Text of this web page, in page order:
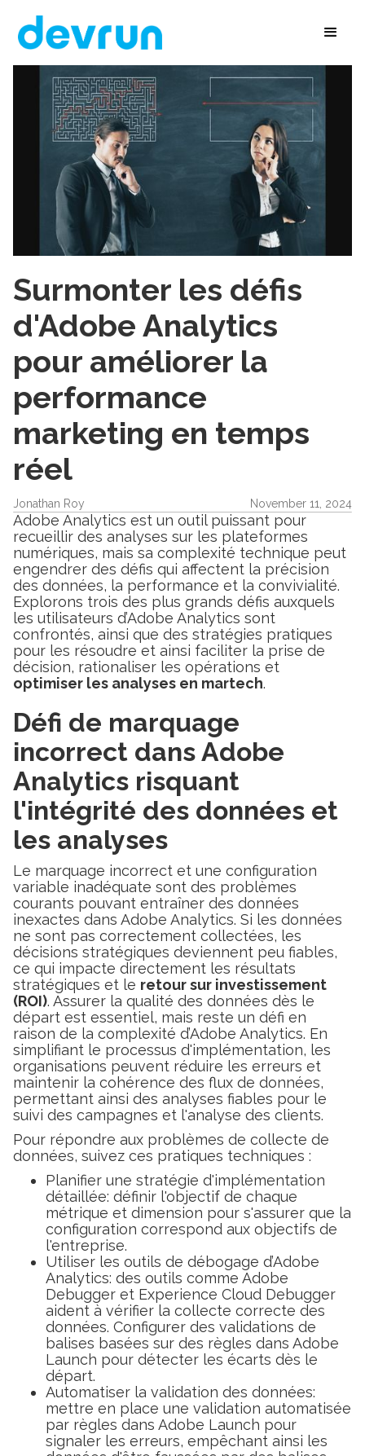
Surmonter les défis
d'Adobe Analytics
pour améliorer la
performance
marketing en temps
réel
Jonathan Roy November 11, 2024
Adobe Analytics est un outil puissant pour
recueillir des analyses sur les plateformes
numériques, mais sa complexité technique peut
engendrer des défis qui affectent la précision
des données, la performance et la convivialité.
Explorons trois des plus grands défis auxquels
les utilisateurs d’Adobe Analytics sont
confrontés, ainsi que des stratégies pratiques
pour les résoudre et ainsi faciliter la prise de
décision, rationaliser les opérations et
optimiser les analyses en martech.
Défi de marquage
incorrect dans Adobe
Analytics risquant
l'intégrité des données et
les analyses
Le marquage incorrect et une configuration
variable inadéquate sont des problèmes
courants pouvant entraîner des données
inexactes dans Adobe Analytics. Si les données
ne sont pas correctement collectées, les
décisions stratégiques deviennent peu fiables,
ce qui impacte directement les résultats
stratégiques et le retour sur investissement
(ROI). Assurer la qualité des données dès le
départ est essentiel, mais reste un défi en
raison de la complexité d’Adobe Analytics. En
simplifiant le processus d'implémentation, les
organisations peuvent réduire les erreurs et
maintenir la cohérence des flux de données,
permettant ainsi des analyses fiables pour le
suivi des campagnes et l'analyse des clients.
Pour répondre aux problèmes de collecte de
données, suivez ces pratiques techniques :
Planifier une stratégie d'implémentation
détaillée: définir l'objectif de chaque
métrique et dimension pour s'assurer que la
configuration correspond aux objectifs de
l'entreprise.
Utiliser les outils de débogage d’Adobe
Analytics: des outils comme Adobe
Debugger et Experience Cloud Debugger
aident à vérifier la collecte correcte des
données. Configurer des validations de
balises basées sur des règles dans Adobe
Launch pour détecter les écarts dès le
départ.
Automatiser la validation des données:
mettre en place une validation automatisée
par règles dans Adobe Launch pour
signaler les erreurs, empêchant ainsi les